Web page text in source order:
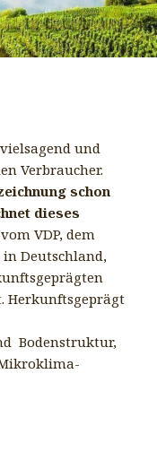
und
Verbraucher.
schon
dieses
VDP, dem
Deutschland,
Herkunftsgeprägt
Bodenstruktur,